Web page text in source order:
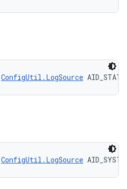
ConfigUtil.LogSource
ConfigUtil.LogSource